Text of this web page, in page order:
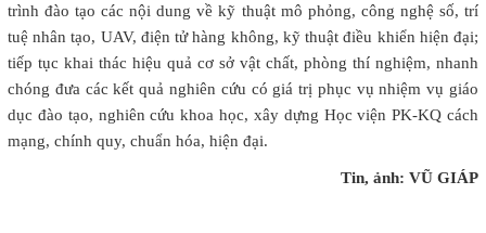
trình đào tạo các nội dung về kỹ thuật mô phỏng, công nghệ số, trí
tuệ nhân tạo, UAV, điện tử hàng không, kỹ thuật điều khiển hiện đại;
tiếp tục khai thác hiệu quả cơ sở vật chất, phòng thí nghiệm, nhanh
chóng đưa các kết quả nghiên cứu có giá trị phục vụ nhiệm vụ giáo
dục đào tạo, nghiên cứu khoa học, xây dựng Học viện PK-KQ cách
mạng, chính quy, chuẩn hóa, hiện đại.
Tin, ảnh: VŨ GIÁP